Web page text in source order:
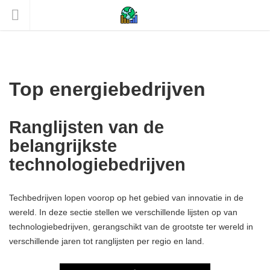
Top energiebedrijven
Ranglijsten van de
belangrijkste
technologiebedrijven
Techbedrijven lopen voorop op het gebied van innovatie in de
wereld. In deze sectie stellen we verschillende lijsten op van
technologiebedrijven, gerangschikt van de grootste ter wereld in
verschillende jaren tot ranglijsten per regio en land.